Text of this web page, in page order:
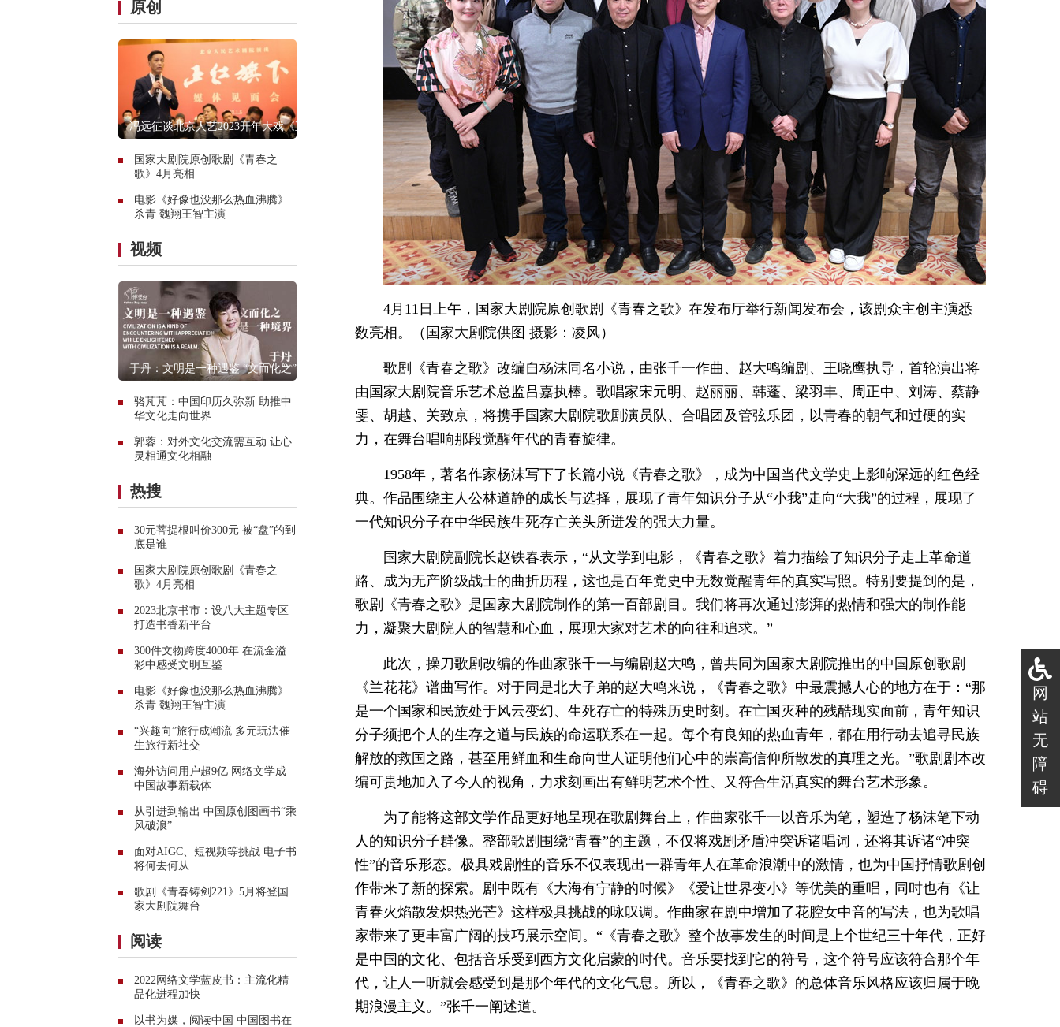
网
站
无
障
碍
原创
冯远征谈北京人艺2023开年大戏《正
国家大剧院原创歌剧《青春之
歌》4月亮相
电影《好像也没那么热血沸腾》
杀青 魏翔王智主演
视频
于丹：文明是一种遇鉴 “文而化之”是
骆芃芃：中国印历久弥新 助推中
华文化走向世界
郭蓉：对外文化交流需互动 让心
灵相通文化相融
热搜
30元菩提根叫价300元 被“盘”的到
底是谁
国家大剧院原创歌剧《青春之
歌》4月亮相
2023北京书市：设八大主题专区
打造书香新平台
300件文物跨度4000年 在流金溢
彩中感受文明互鉴
电影《好像也没那么热血沸腾》
杀青 魏翔王智主演
“兴趣向”旅行成潮流 多元玩法催
生旅行新社交
海外访问用户超9亿 网络文学成
中国故事新载体
从引进到输出 中国原创图画书“乘
风破浪”
面对AIGC、短视频等挑战 电子书
将何去何从
歌剧《青春铸剑221》5月将登国
家大剧院舞台
阅读
2022网络文学蓝皮书：主流化精
品化进程加快
以书为媒，阅读中国 中国图书在
4月11日上午，国家大剧院原创歌剧《青春之歌》在发布厅举行新闻发布会，该剧众主创主演悉
数亮相。（国家大剧院供图 摄影：凌风）
歌剧《青春之歌》改编自杨沫同名小说，由张千一作曲、赵大鸣编剧、王晓鹰执导，首轮演出将
由国家大剧院音乐艺术总监吕嘉执棒。歌唱家宋元明、赵丽丽、韩蓬、梁羽丰、周正中、刘涛、蔡静
雯、胡越、关致京，将携手国家大剧院歌剧演员队、合唱团及管弦乐团，以青春的朝气和过硬的实
力，在舞台唱响那段觉醒年代的青春旋律。
1958年，著名作家杨沫写下了长篇小说《青春之歌》，成为中国当代文学史上影响深远的红色经
典。作品围绕主人公林道静的成长与选择，展现了青年知识分子从“小我”走向“大我”的过程，展现了
一代知识分子在中华民族生死存亡关头所迸发的强大力量。
国家大剧院副院长赵铁春表示，“从文学到电影，《青春之歌》着力描绘了知识分子走上革命道
路、成为无产阶级战士的曲折历程，这也是百年党史中无数觉醒青年的真实写照。特别要提到的是，
歌剧《青春之歌》是国家大剧院制作的第一百部剧目。我们将再次通过澎湃的热情和强大的制作能
力，凝聚大剧院人的智慧和心血，展现大家对艺术的向往和追求。”
此次，操刀歌剧改编的作曲家张千一与编剧赵大鸣，曾共同为国家大剧院推出的中国原创歌剧
《兰花花》谱曲写作。对于同是北大子弟的赵大鸣来说，《青春之歌》中最震撼人心的地方在于：“那
是一个国家和民族处于风云变幻、生死存亡的特殊历史时刻。在亡国灭种的残酷现实面前，青年知识
分子须把个人的生存之道与民族的命运联系在一起。每个有良知的热血青年，都在用行动去追寻民族
解放的救国之路，甚至用鲜血和生命向世人证明他们心中的崇高信仰所散发的真理之光。”歌剧剧本改
编可贵地加入了今人的视角，力求刻画出有鲜明艺术个性、又符合生活真实的舞台艺术形象。
为了能将这部文学作品更好地呈现在歌剧舞台上，作曲家张千一以音乐为笔，塑造了杨沫笔下动
人的知识分子群像。整部歌剧围绕“青春”的主题，不仅将戏剧矛盾冲突诉诸唱词，还将其诉诸“冲突
性”的音乐形态。极具戏剧性的音乐不仅表现出一群青年人在革命浪潮中的激情，也为中国抒情歌剧创
作带来了新的探索。剧中既有《大海有宁静的时候》《爱让世界变小》等优美的重唱，同时也有《让
青春火焰散发炽热光芒》这样极具挑战的咏叹调。作曲家在剧中增加了花腔女中音的写法，也为歌唱
家带来了更丰富广阔的技巧展示空间。“《青春之歌》整个故事发生的时间是上个世纪三十年代，正好
是中国的文化、包括音乐受到西方文化启蒙的时代。音乐要找到它的符号，这个符号应该符合那个年
代，让人一听就会感受到是那个年代的文化气息。所以，《青春之歌》的总体音乐风格应该归属于晚
期浪漫主义。”张千一阐述道。